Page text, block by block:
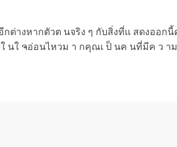
กต่างหากตัวต นจริง ๆ กับสิ่งที่เเ สดงออก
ใ นใ ຈอ่อนไหวม า กคุณเ ป็ นค นที่มีค ว าม